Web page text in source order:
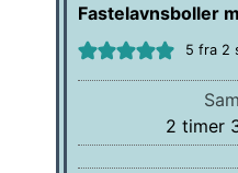
Fastelavnsboller
5 fra 2
2timer
timer